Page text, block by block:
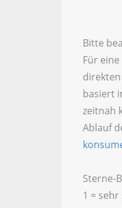
Bitte
Für
basiert
zeitnah
Ablauf
Sterne-
1 =